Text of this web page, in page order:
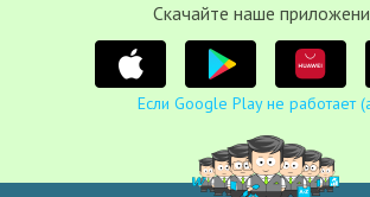
Cкачайте наше
Если Google Play не работает